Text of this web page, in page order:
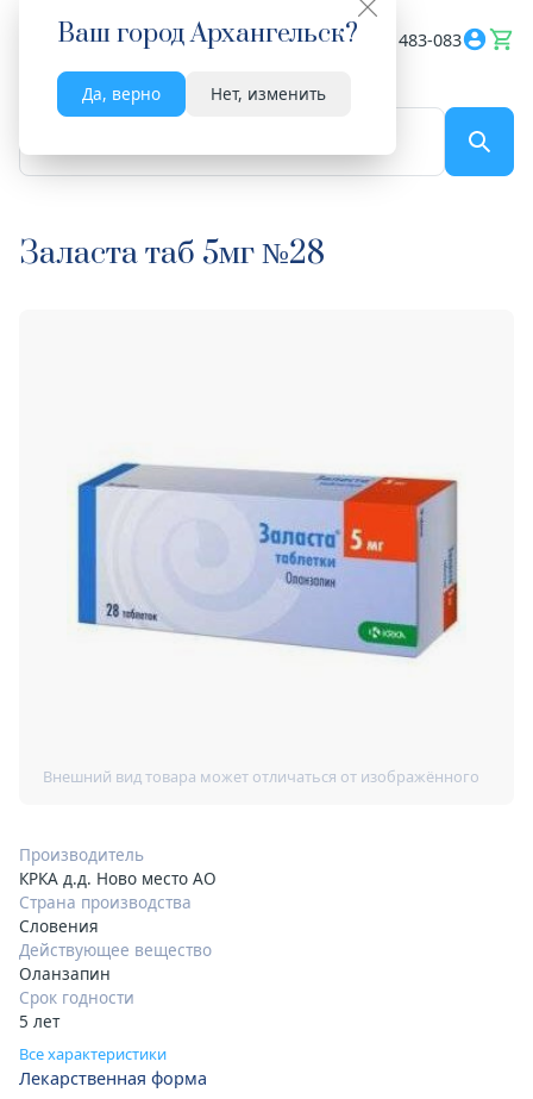
Ваш городАрхангельск?
Да, верно Нет, изменить
Весь сайт 8182 483-083
Заласта таб 5мг №28
Производитель
КРКА д.д. Ново место АО
Страна производства
Словения
Действующее вещество
Оланзапин
Срок годности
5 лет
Все характеристики
Лекарственная форма